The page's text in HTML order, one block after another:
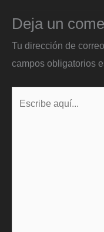
Deja un
Tu dirección de
campos obligatorios